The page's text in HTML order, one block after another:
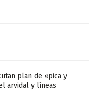
plan de «pica y
arvidal y líneas